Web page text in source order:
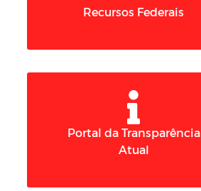
Recursos Federais
Portal da Transparência
Atual